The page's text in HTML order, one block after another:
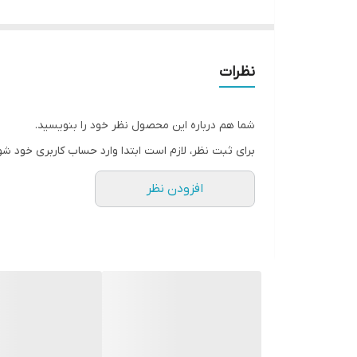
نظرات
شما هم درباره این محصول نظر خود را بنویسید.
برای ثبت نظر، لازم است ابتدا وارد حساب کاربری خود
افزودن نظر